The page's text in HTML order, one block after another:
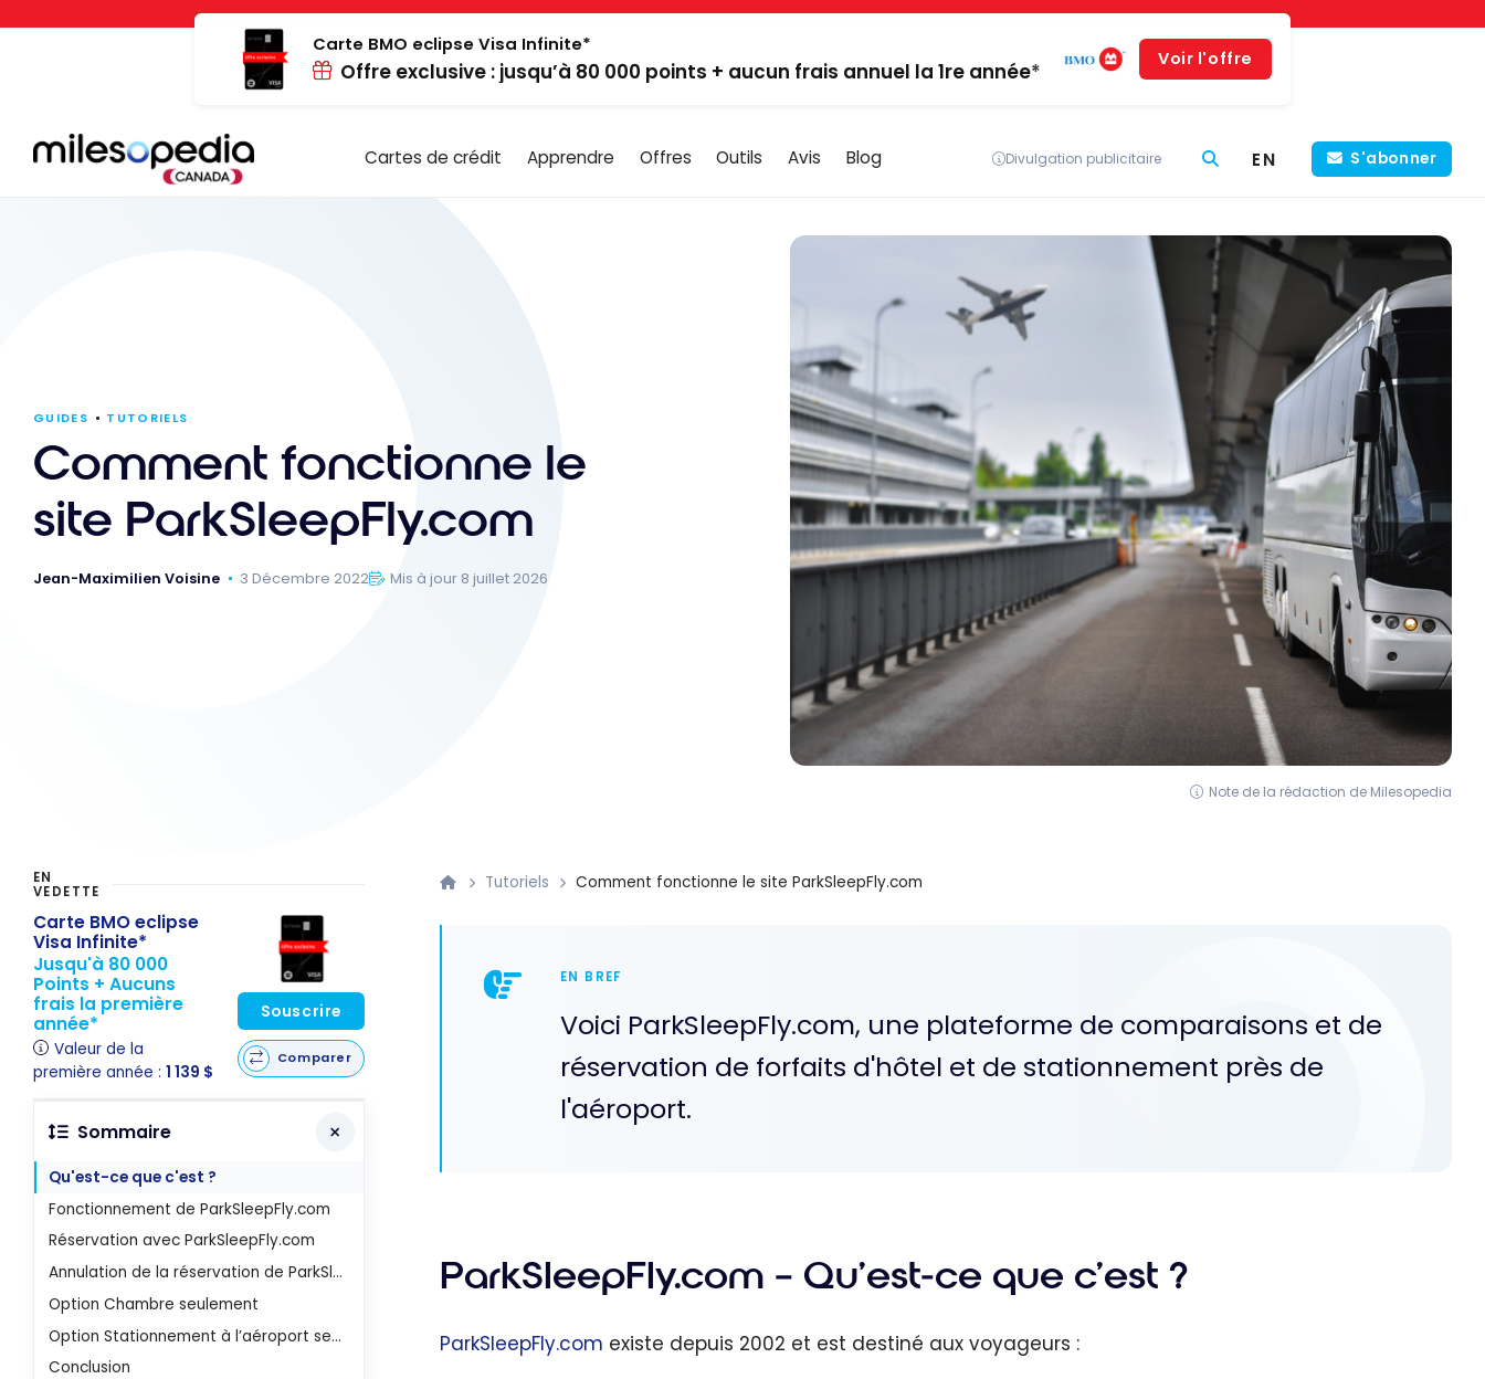
Panneau de gestion des cookies
Carte BMO eclipse Visa Infinite*
Offre exclusive : jusqu’à 80 000 points + aucun frais annuel la 1re année*
Voir l'offre
Cartes de crédit Apprendre Offres Outils Avis Blog Divulgation publicitaire EN S'abonner
GUIDES TUTORIELS
Comment fonctionne le
site ParkSleepFly.com
Jean-Maximilien Voisine 3 Décembre 2022 Mis à jour 8 juillet 2026
Note de la rédaction de Milesopedia
Tutoriels Comment fonctionne le site ParkSleepFly.com
EN BREF
Voici ParkSleepFly.com, une plateforme de comparaisons et de
réservation de forfaits d'hôtel et de stationnement près de
l'aéroport.
ParkSleepFly.com – Qu’est-ce que c’est ?
ParkSleepFly.com existe depuis 2002 et est destiné aux voyageurs :
EN
VEDETTE
Carte BMO eclipse
Visa Infinite*
Jusqu'à 80 000
Points + Aucuns
frais la première
année*
Valeur de la
première année : 1 139 $
Souscrire
Comparer
Sommaire
Qu'est-ce que c'est ?
Fonctionnement de ParkSleepFly.com
Réservation avec ParkSleepFly.com
Annulation de la réservation de ParkSleepFly.com
Option Chambre seulement
Option Stationnement à l’aéroport seulement
Conclusion